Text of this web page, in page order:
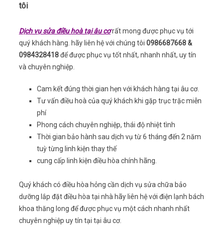
tôi
Dịch vụsửa điều hoà tạiâu cơrất mong được phục vụ tới
quý khách hàng. hãy liên hệ với chúng tôi 0986687668 &
0984328418để được phục vụ tốt nhất, nhanh nhất, uy tín
và chuyên nghiệp.
Cam kết đúng thời gian hẹn với khách hàng tại âu cơ.
Tư vấn điều hoà của quý khách khi gặp trục trặc miễn
phí
Phong cách chuyên nghiệp, thái độ nhiệt tình
Thời gian bảo hành sau dịch vụ từ 6 tháng đến 2 năm
tuỳ từng linh kiện thay thế
cung cấp linh kiện điều hòa chính hãng.
Quý khách có điều hòa hỏng cần dịch vụ sửa chữa bảo
dưỡng lắp đặt điều hòa tại nhà hãy liên hệ với điện lạnh bách
khoa thăng long để được phục vụ một cách nhanh nhất
chuyên nghiệp uy tín tại tại âu cơ.